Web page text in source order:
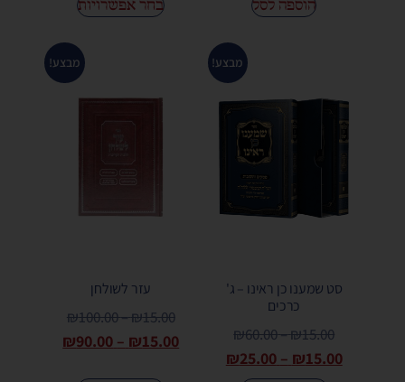
הוספה לסל בחר אפשרויות
מבצע!
סט שמענו כן ראינו – ג'
כרכים
₪15.00
–
₪60.00
₪15.00
–
₪25.00
מבצע!
עזר לשולחן
₪15.00
–
₪100.00
₪15.00
–
₪90.00